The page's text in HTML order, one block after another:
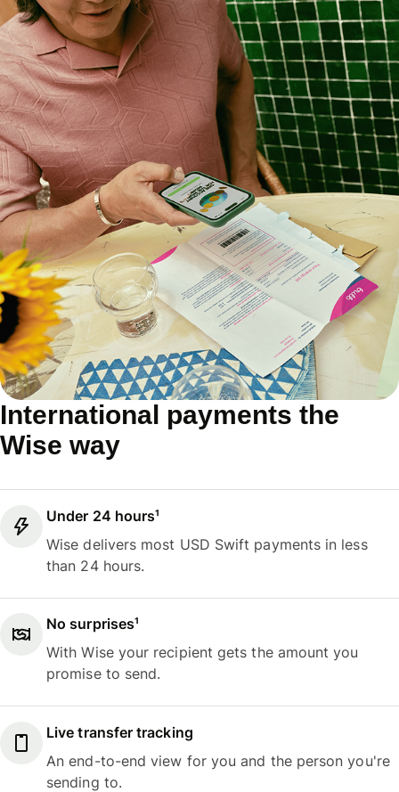
International payments the
Wise way
Under 24 hours¹
Wise delivers most USD Swift payments in less
than 24 hours.
No surprises¹
With Wise your recipient gets the amount you
promise to send.
Live transfer tracking
An end-to-end view for you and the person you're
sending to.